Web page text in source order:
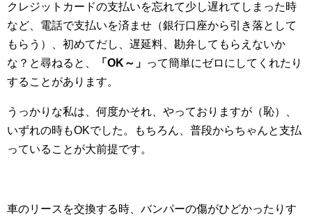
クレジットカードの支払いを忘れて少し遅れてしまった時
など、電話で支払いを済ませ（銀行口座から引き落として
もらう）、初めてだし、遅延料、勘弁してもらえないか
な？と尋ねると、
「OK～」 って簡単にゼロにしてくれたり
することがあります。
うっかりな私は、何度かそれ、やっておりますが（恥）、
いずれの時もOKでした。もちろん、普段からちゃんと支払
っていることが大前提です。
車のリースを交換する時、バンパーの傷がひどかったりす